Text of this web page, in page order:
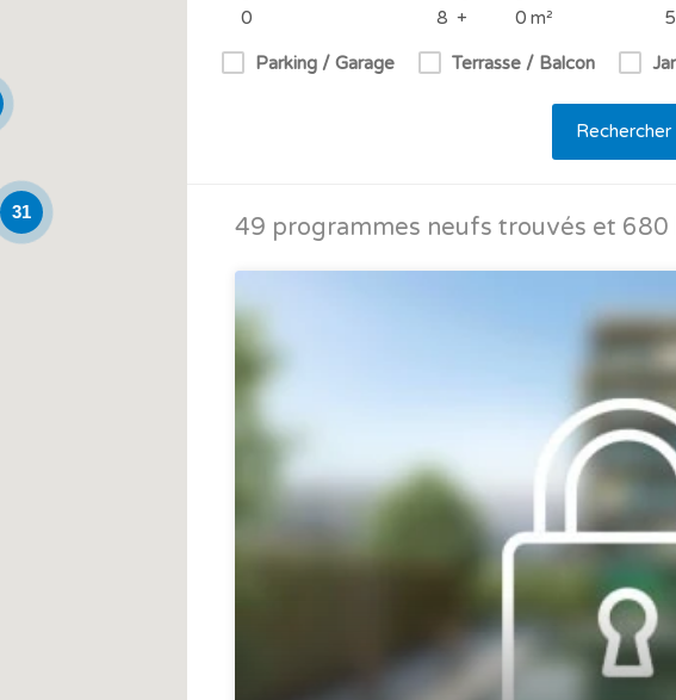
31
Parking / Garage Terrasse / Balcon
Rechercher
49 programmes neufs trouvés et